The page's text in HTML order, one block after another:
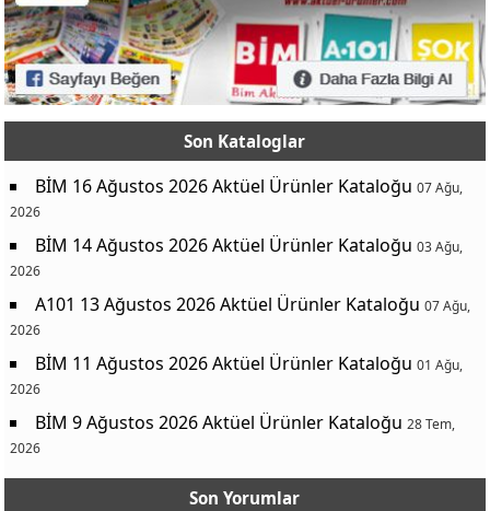
Banvit Piliç Uzun Sosis 1000 g
89,00 TL
Bonfilet Dana Steak Burger 3x120 g
225,00 TL
Tatlı Bey Fırınlanmış Peynir Helvası 200 g
39,50 TL
Pınar Açıkbüfe Hindi Salam 50 g ( aktuel-urunler.com )10,00 TL
ZÜBER KAKAOLU FINDIK KREMASI 500 G
375,00 TL
KEYİFÇE ANTEP FISTIĞI 500 G
389,00 TL
Sırma Portakal Çiçeği & Misket Limonu Aromalı, Limonlu
79,50 TL
Pin Reyhan’lı, Aromalı Soğuk Çay 1 L
34,50 TL
Ülker Caramio 7 g
4,50 TL
Ülker Piko Sütlü Çikolata Kaplı Portakal Aromalı Bar29,00 TL
Ülker Altınbaşak Yoğurt ve Mevsim Çeşnili Kraker 120 g
Son Kataloglar
BİM 16 Ağustos 2026 Aktüel Ürünler Kataloğu 07 Ağu,
2026
BİM 14 Ağustos 2026 Aktüel Ürünler Kataloğu 03 Ağu,
2026
A101 13 Ağustos 2026 Aktüel Ürünler Kataloğu 07 Ağu,
2026
BİM 11 Ağustos 2026 Aktüel Ürünler Kataloğu 01 Ağu,
2026
BİM 9 Ağustos 2026 Aktüel Ürünler Kataloğu 28 Tem,
2026
Son Yorumlar